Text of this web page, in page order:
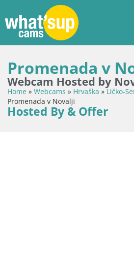
Promenada v
Webcam Hosted by
Home » Webcams » Hrvaška »Ličko-
Promenada v Novalji
Hosted By & Offer